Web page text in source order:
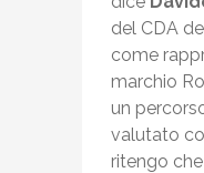
del CDA
come
marchio
un
valutato
ritengo